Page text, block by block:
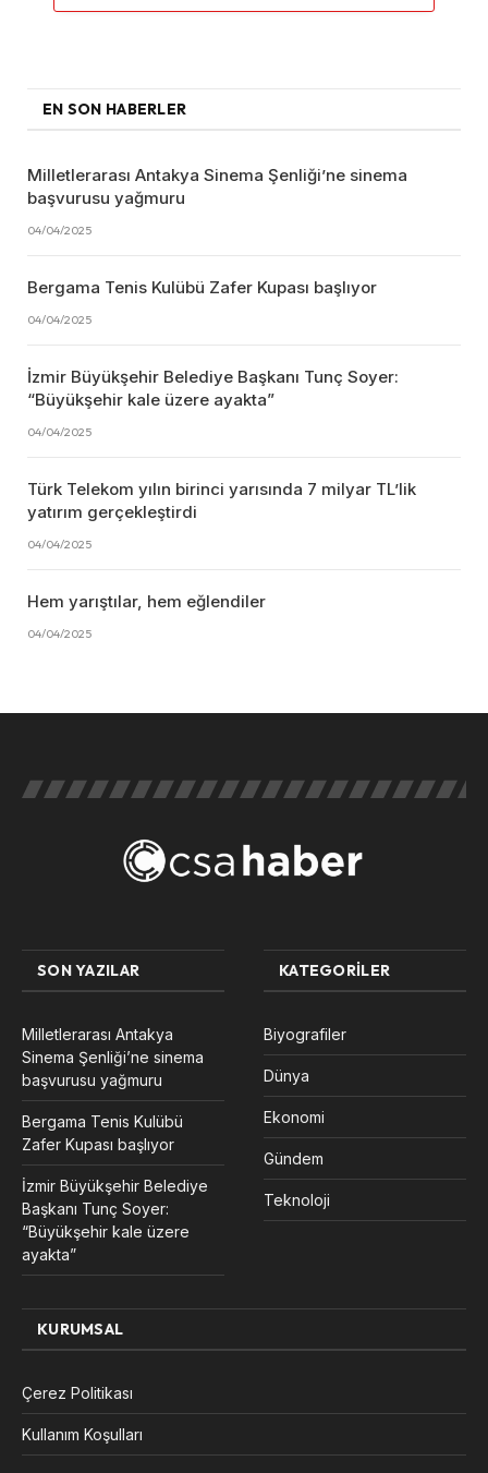
EN SON HABERLER
Milletlerarası Antakya Sinema Şenliği’ne sinema
başvurusu yağmuru
04/04/2025
Bergama Tenis Kulübü Zafer Kupası başlıyor
04/04/2025
İzmir Büyükşehir Belediye Başkanı Tunç Soyer:
“Büyükşehir kale üzere ayakta”
04/04/2025
Türk Telekom yılın birinci yarısında 7 milyar TL’lik
yatırım gerçekleştirdi
04/04/2025
Hem yarıştılar, hem eğlendiler
04/04/2025
SON YAZILAR
Milletlerarası Antakya
Sinema Şenliği’ne sinema
başvurusu yağmuru
Bergama Tenis Kulübü
Zafer Kupası başlıyor
İzmir Büyükşehir Belediye
Başkanı Tunç Soyer:
“Büyükşehir kale üzere
ayakta”
KATEGORILER
Biyografiler
Dünya
Ekonomi
Gündem
Teknoloji
KURUMSAL
Çerez Politikası
Kullanım Koşulları